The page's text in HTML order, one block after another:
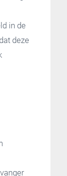
in de
deze